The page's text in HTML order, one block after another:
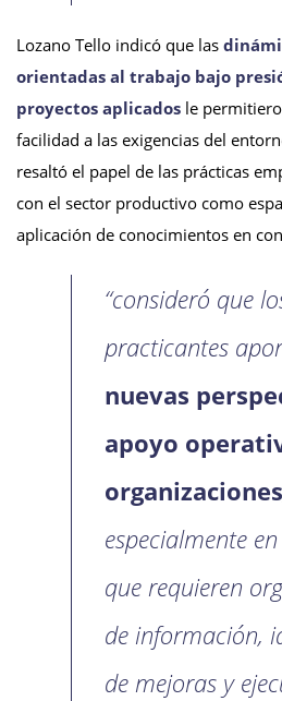
Lozano Tello indicó que las
orientadas al trabajo bajo
proyectos aplicados le
facilidad a las exigencias del
resaltó el papel de las prácticas
con el sector productivo como
aplicación de conocimientos en
“consideró que
practicantes
nuevas
apoyo
organizaciones
especialmente
que requieren
de información,
de mejoras y